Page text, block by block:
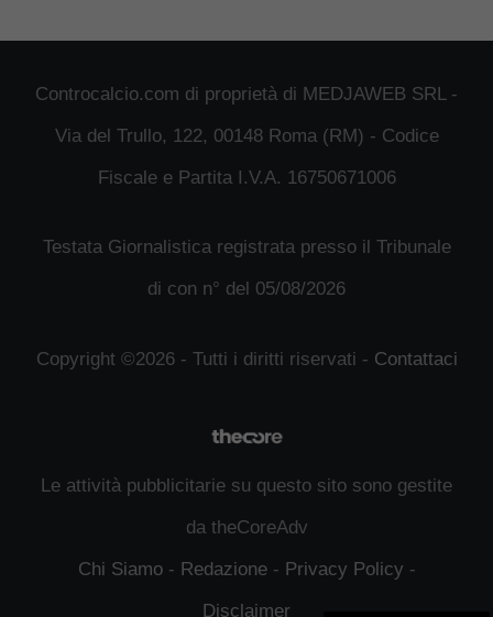
Controcalcio.com di proprietà di MEDJAWEB SRL -
Via del Trullo, 122, 00148 Roma (RM) - Codice
Fiscale e Partita I.V.A. 16750671006
Testata Giornalistica registrata presso il Tribunale
di con n° del 05/08/2026
Copyright ©2026 - Tutti i diritti riservati - Contattaci
Le attività pubblicitarie su questo sito sono gestite
da theCoreAdv
Chi Siamo- Redazione- Privacy Policy -
Disclaimer